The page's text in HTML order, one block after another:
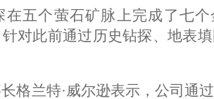
在五个萤石矿脉上完成了七
对此前通过历史钻探、地表
格兰特·威尔逊表示，公司通